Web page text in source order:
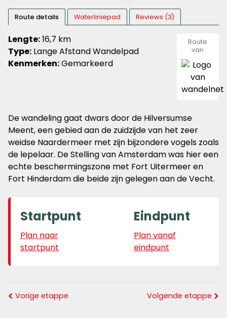
Route details Waterliniepad Reviews (3)
Lengte:16,7 km
Type: Lange Afstand Wandelpad
Kenmerken:Gemarkeerd
Route
van
De wandeling gaat dwars door de Hilversumse
Meent, een gebied aan de zuidzijde van het zeer
weidse Naardermeer met zijn bijzondere vogels zoals
de lepelaar. De Stelling van Amsterdam was hier een
echte beschermingszone met Fort Uitermeer en
Fort Hinderdam die beide zijn gelegen aan de Vecht.
Startpunt
Plan naar
startpunt
Eindpunt
Plan vanaf
eindpunt
Vorige etappe Volgende etappe